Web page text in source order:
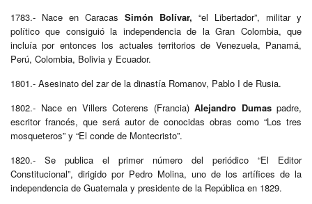
1783.- Nace en Caracas Simón Bolívar, “el Libertador”, militar y
político que consiguió la independencia de la Gran Colombia, que
incluía por entonces los actuales territorios de Venezuela, Panamá,
Perú, Colombia, Bolivia y Ecuador.
1801.- Asesinato del zar de la dinastía Romanov, Pablo I de Rusia.
1802.- Nace en Villers Coterens (Francia) Alejandro Dumaspadre,
escritor francés, que será autor de conocidas obras como “Los tres
mosqueteros” y “El conde de Montecristo”.
1820.- Se publica el primer número del periódico “El Editor
Constitucional”, dirigido por Pedro Molina, uno de los artífices de la
independencia de Guatemala y presidente de la República en 1829.